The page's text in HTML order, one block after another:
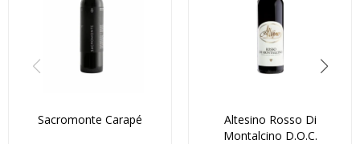
Sacromonte Carapé
Altesino Rosso Di
Montalcino D.O.C.